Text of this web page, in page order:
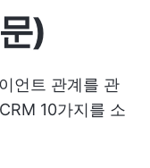
)
언트 관계를 관
10가지를 소